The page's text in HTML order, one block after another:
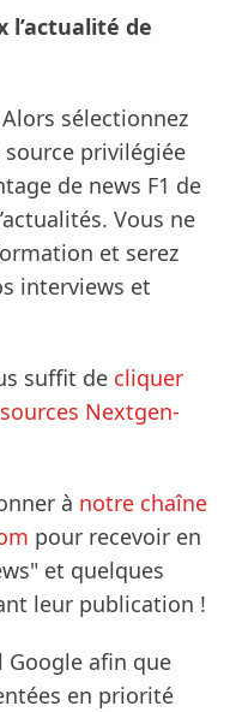
l’actualité de
sélectionnez
privilégiée
de news F1 de
Vous ne
et serez
interviews et
suffit de cliquer
Nextgen-
à notre chaîne
pour recevoir en
et quelques
leur publication !
Google afin que
en priorité